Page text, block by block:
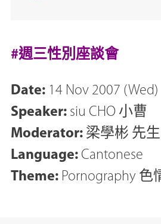
#週三性別座談會
Date: 14 Nov 2007 (Wed)
Speaker: siu CHO 小曹
Moderator: 梁學彬 先生
Language: Cantonese
Theme: Pornography 色